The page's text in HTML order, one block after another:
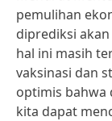
pemulihan
diprediksi akan
hal ini masih
vaksinasi dan
optimis bahwa
kita dapat